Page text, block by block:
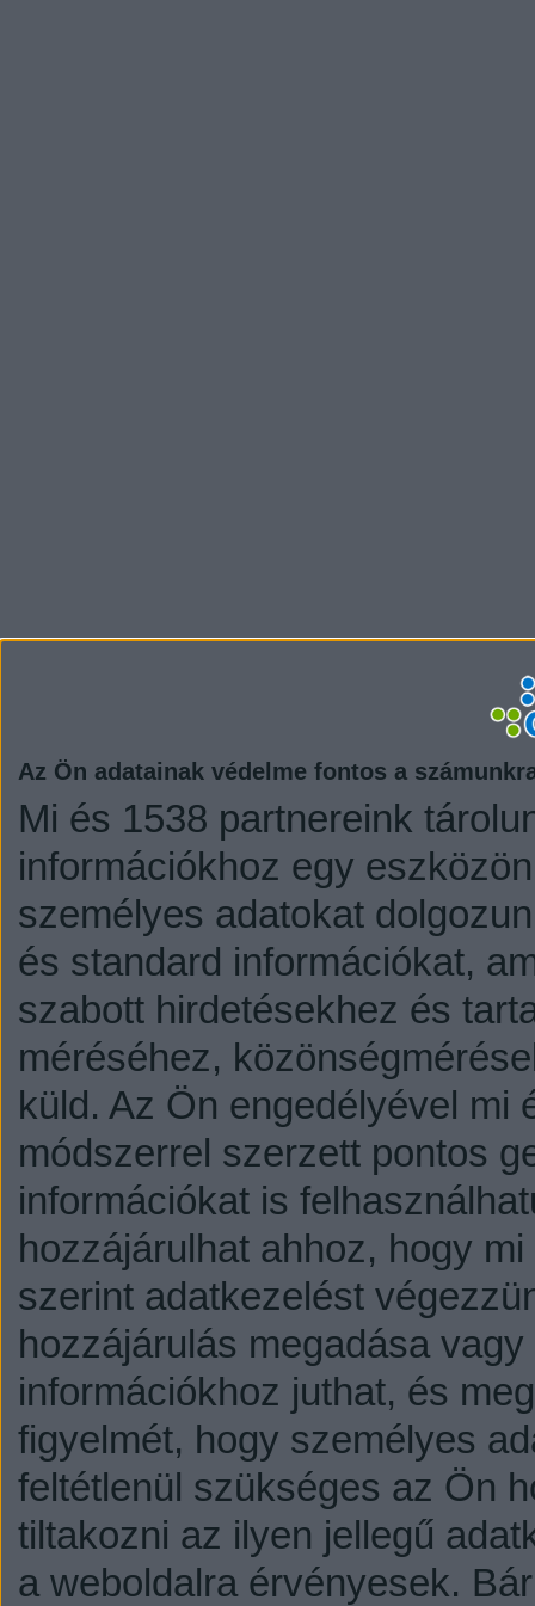
Az Ön adatainak védelme fontos a
Mi és 1538 partnereink
információkhoz egy
személyes adatokat
és standard információkat,
szabott hirdetésekhez és
méréséhez,
küld. Az Ön engedélyével mi
módszerrel szerzett pontos
információkat is
hozzájárulhat ahhoz, hogy
szerint adatkezelést
hozzájárulás megadása
információkhoz juthat, és
figyelmét, hogy személyes
feltétlenül szükséges az Ön
tiltakozni az ilyen jellegű
a weboldalra érvényesek.